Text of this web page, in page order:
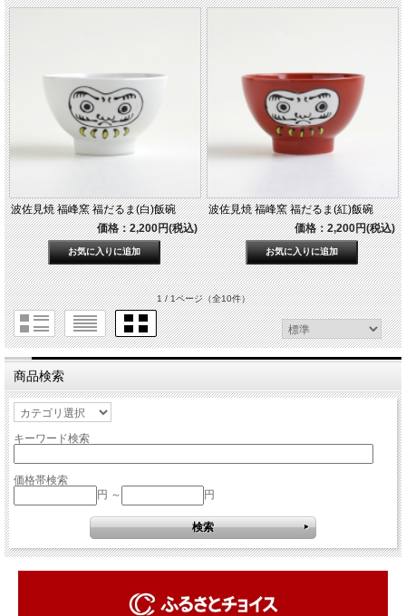
波佐見焼 福峰窯 福だるま(白)飯碗
価格：2,200円(税込)
波佐見焼 福峰窯 福だるま(紅)飯碗
価格：2,200円(税込)
1 / 1ページ（全10件）
商品検索
キーワード検索
価格帯検索
円 ～
円